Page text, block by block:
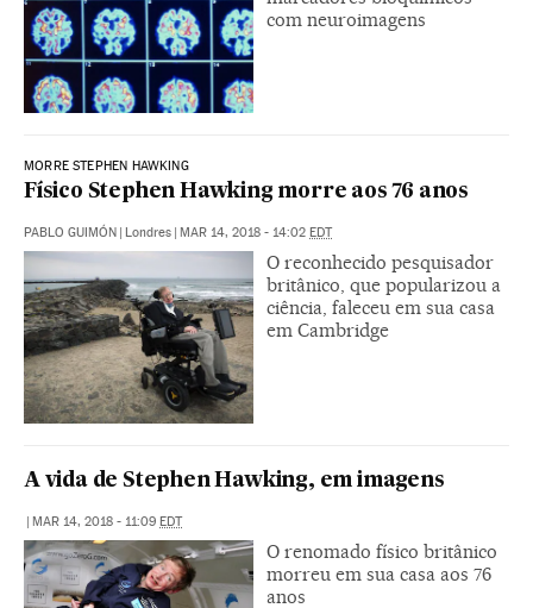
com neuroimagens
MORRE STEPHEN HAWKING
Físico Stephen Hawking morre aos 76 anos
PABLO GUIMÓN | Londres | MAR 14, 2018 - 14:02 EDT
O reconhecido pesquisador
britânico, que popularizou a
ciência, faleceu em sua casa
em Cambridge
A vida de Stephen Hawking, em imagens
| MAR 14, 2018 - 11:09 EDT
O renomado físico britânico
morreu em sua casa aos 76
anos